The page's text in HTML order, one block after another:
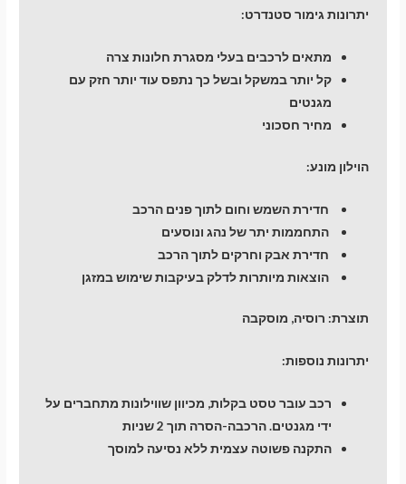
יתרונות גימור סטנדרט:
מתאים לרכבים בעלי מסגרת חלונות צרה
קל יותר במשקל ובשל כך נתפס עוד יותר חזק עם
מגנטים
מחיר חסכוני
הוילון מונע:
חדירת השמש וחום לתוך פנים הרכב
התחממות יתר של נהג ונוסעים
חדירת אבק וחרקים לתוך הרכב
הוצאות מיותרות לדלק בעיקבות שימוש במזגן
תוצרת: רוסיה, מוסקבה
יתרונות נוספות:
רכב עובר טסט בקלות, מכיוון שווילונות מתחברים על
ידי מגנטים. הרכבה-הסרה תוך 2 שניות
התקנה פשוטה עצמית ללא נסיעה למוסך